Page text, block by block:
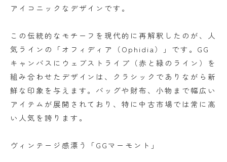
アイコニックなデザインです。
この伝統的なモチーフを現代的に再解釈したのが、人
気ラインの「オフィディア（Ophidia）」です。GG
キャンバスにウェブストライプ（赤と緑のライン）を
組み合わせたデザインは、クラシックでありながら新
鮮な印象を与えます。バッグや財布、小物まで幅広い
アイテムが展開されており、特に中古市場では常に高
い人気を誇ります。
ヴィンテージ感漂う「GGマーモント」